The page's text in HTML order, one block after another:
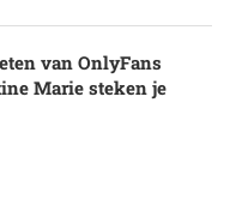
van OnlyFans
Marie steken je